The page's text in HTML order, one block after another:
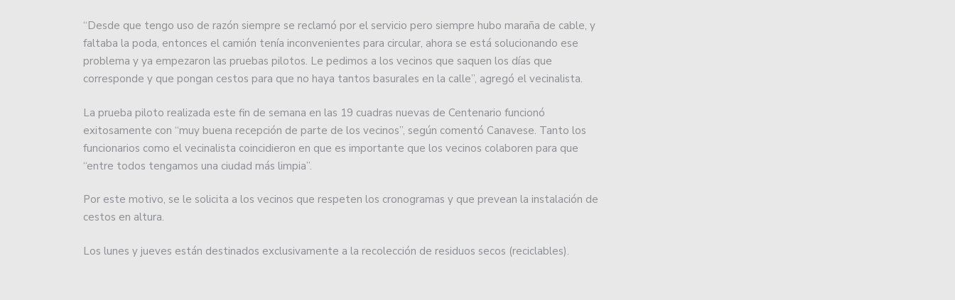
Se sorteó la Primera Nacional y Colón integrará la Zona B.
El manager Hernán Tettamanti se refirió a los nuevos extranjeros que vestirán
la camiseta de Unión.
Super Rugby Americas: Juan Manuel Leguizamón anunció el plantel de Pampas
para la segunda temporada.
El balance general de las categorías formativas en el 2023.
Atenas regresó a las prácticas para la Liga Argentina: cuándo se suman los
Movistar Deportes se reestructura: cancelación de varios programas, salida de
“Desde que tengo uso de razón siempre se reclamó por el servicio pero siempre hubo maraña de cable, y
faltaba la poda, entonces el camión tenía inconvenientes para circular, ahora se está solucionando ese
problema y ya empezaron las pruebas pilotos. Le pedimos a los vecinos que saquen los días que
corresponde y que pongan cestos para que no haya tantos basurales en la calle”, agregó el vecinalista.
La prueba piloto realizada este fin de semana en las 19 cuadras nuevas de Centenario funcionó
exitosamente con “muy buena recepción de parte de los vecinos”, según comentó Canavese. Tanto los
funcionarios como el vecinalista coincidieron en que es importante que los vecinos colaboren para que
“entre todos tengamos una ciudad más limpia”.
Por este motivo, se le solicita a los vecinos que respeten los cronogramas y que prevean la instalación de
cestos en altura.
Los lunes y jueves están destinados exclusivamente a la recolección de residuos secos (reciclables).